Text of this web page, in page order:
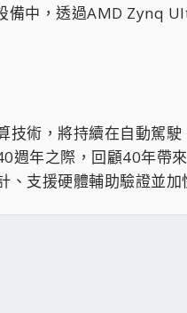
備中，透過AMD Zynq
技術，將持續在自動駕
週年之際，回顧40年帶
、支援硬體輔助驗證並